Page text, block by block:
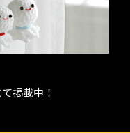
掲載中！